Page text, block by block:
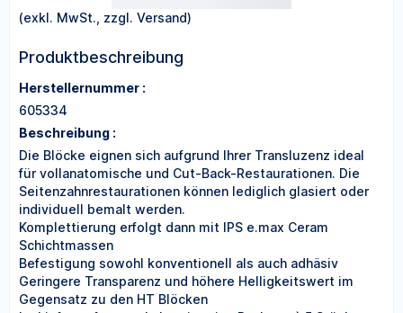
(exkl. MwSt., zzgl. Versand)
Produktbeschreibung
Herstellernummer :
605334
Beschreibung :
Die Blöcke eignen sich aufgrund Ihrer Transluzenz ideal
für vollanatomische und Cut-Back-Restaurationen. Die
Seitenzahnrestaurationen können lediglich glasiert oder
individuell bemalt werden.
Komplettierung erfolgt dann mit IPS e.max Ceram
Schichtmassen
Befestigung sowohl konventionell als auch adhäsiv
Geringere Transparenz und höhere Helligkeitswert im
Gegensatz zu den HT Blöcken